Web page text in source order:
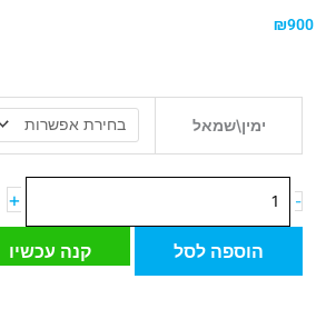
₪900
ימין\שמאל
-
אמבטיון
הרמוניקה
מתקפל
פרזול
שחור
+
הוספה לסל קנה עכשיו